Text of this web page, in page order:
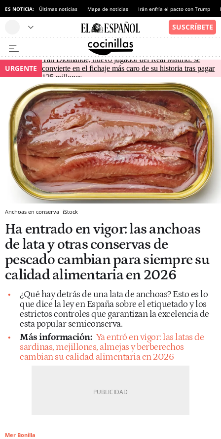
ES NOTICIA: Últimas noticias Mapa de noticias Irán enfría el pacto con Trump
URGENTE
Yan Diomande, nuevo jugador del Real Madrid: se
convierte en el fichaje más caro de su historia tras pagar
125 millones
Anchoas en conserva iStock
Ha entrado en vigor: las anchoas
de lata y otras conservas de
pescado cambian para siempre su
calidad alimentaria en 2026
¿Qué hay detrás de una lata de anchoas? Esto es lo
que dice la ley en España sobre el etiquetado y los
estrictos controles que garantizan la excelencia de
esta popular semiconserva.
Más información: Ya entró en vigor: las latas de
sardinas, mejillones, almejas y berberechos
cambian su calidad alimentaria en 2026
Mer Bonilla